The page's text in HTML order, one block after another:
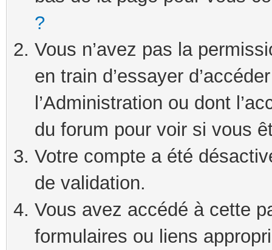
?
Vous n’avez pas la
en train d’essayer
l’Administration ou dont
du forum pour voir si vous
Votre compte a été
de validation.
Vous avez accédé à cette
formulaires ou liens